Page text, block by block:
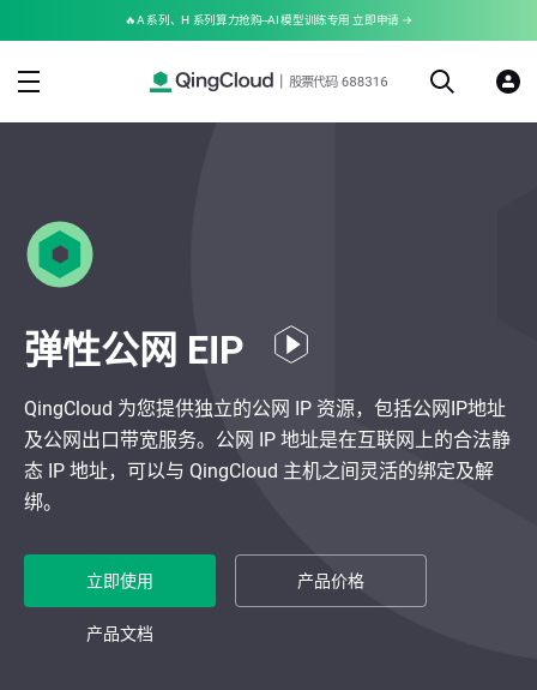
🔥A 系列、H 系列算力抢购--AI 模型训练专用 立即申请 →
弹性公网 EIP
QingCloud 为您提供独立的公网 IP 资源，包括公网IP地址
及公网出口带宽服务。公网 IP 地址是在互联网上的合法静
态 IP 地址，可以与 QingCloud 主机之间灵活的绑定及解
绑。
立即使用 产品价格
产品文档